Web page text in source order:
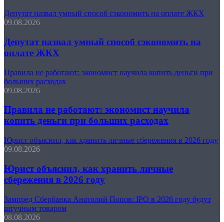
Депутат назвал умный способ сэкономить на оплате ЖКХ
09.08.2026
Депутат назвал умный способ сэкономить на
оплате ЖКХ
Правила не работают: экономист научила копить деньги при
больших расходах
09.08.2026
Правила не работают: экономист научила
копить деньги при больших расходах
Юрист объяснил, как хранить личные сбережения в 2026 году
09.08.2026
Юрист объяснил, как хранить личные
сбережения в 2026 году
Зампред Сбербанка Анатолий Попов: IPO в 2026 году будут
штучным товаром
08.08.2026